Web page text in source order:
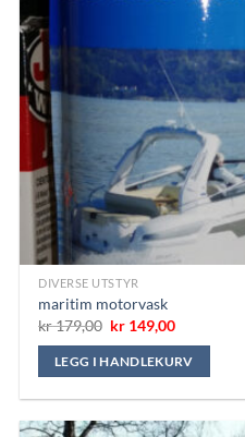
DIVERSE UTSTYR
maritim motorvask
kr179,00 Opprinnelig
var:
kr 179,00.
kr 149,00Nåværende
er:
kr 149,00.
LEGG I HANDLEKURV